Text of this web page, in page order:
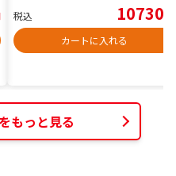
税込 10730
カートに入れる
もっと見る